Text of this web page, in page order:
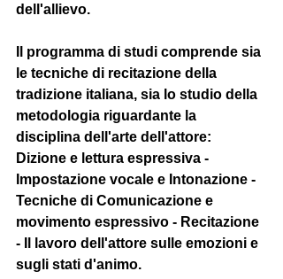
dell'allievo.
Il programma di studi comprende sia
le tecniche di recitazione della
tradizione italiana, sia lo studio della
metodologia riguardante la
disciplina dell'arte dell'attore:
Dizione e lettura espressiva -
Impostazione vocale e Intonazione -
Tecniche di Comunicazione e
movimento espressivo - Recitazione
- Il lavoro dell'attore sulle emozioni e
sugli stati d'animo.